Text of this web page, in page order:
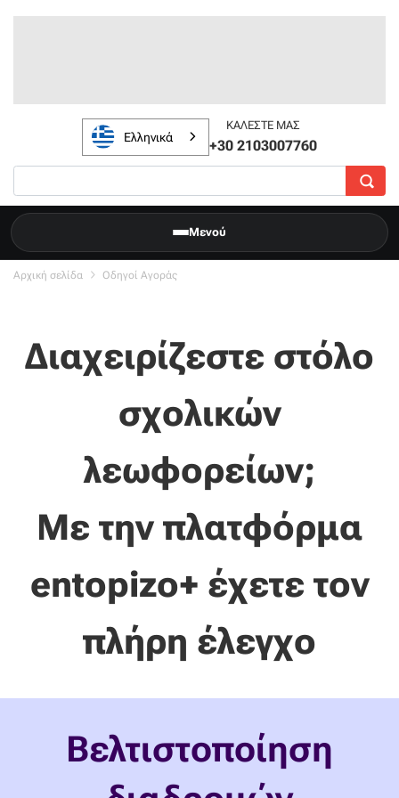
Ελληνικά
ΚΑΛΈΣΤΕ ΜΑΣ
+30 2103007760
Μενού
Αρχική σελίδα Οδηγοί Αγοράς
Διαχειρίζεστε στόλο
σχολικών
λεωφορείων;
Με την πλατφόρμα
entopizo+ έχετε τον
πλήρη έλεγχο
Βελτιστοποίηση